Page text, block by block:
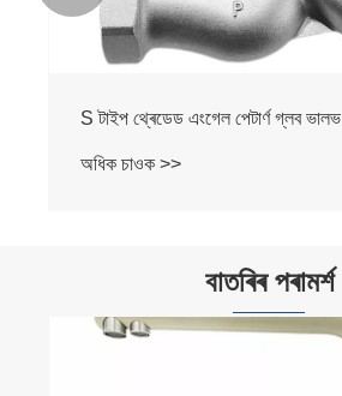
S টাইপ থ্ৰেডেড এংগেল পেটাৰ্ণ গ্লব ভালভ
অধিক চাওক >>
বাতৰিৰ পৰামৰ্শ